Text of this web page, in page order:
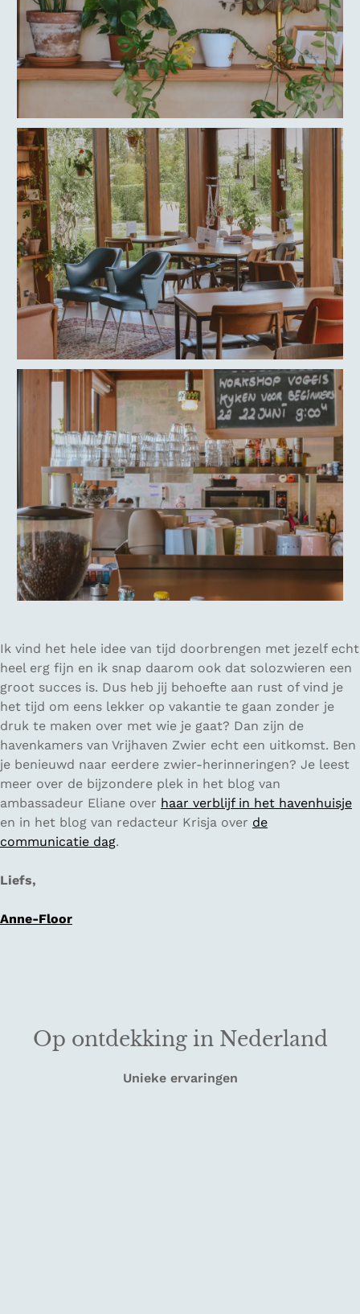
Ik vind het hele idee van tijd doorbrengen met jezelf echt
heel erg fijn en ik snap daarom ook dat solozwieren een
groot succes is. Dus heb jij behoefte aan rust of vind je
het tijd om eens lekker op vakantie te gaan zonder je
druk te maken over met wie je gaat? Dan zijn de
havenkamers van Vrijhaven Zwier echt een uitkomst. Ben
je benieuwd naar eerdere zwier-herinneringen? Je leest
meer over de bijzondere plek in het blog van
ambassadeur Eliane over haar verblijf in het havenhuisje
en in het blog van redacteur Krisja over de
communicatie dag.
Liefs,
Anne-Floor
Op ontdekking in Nederland
Unieke ervaringen